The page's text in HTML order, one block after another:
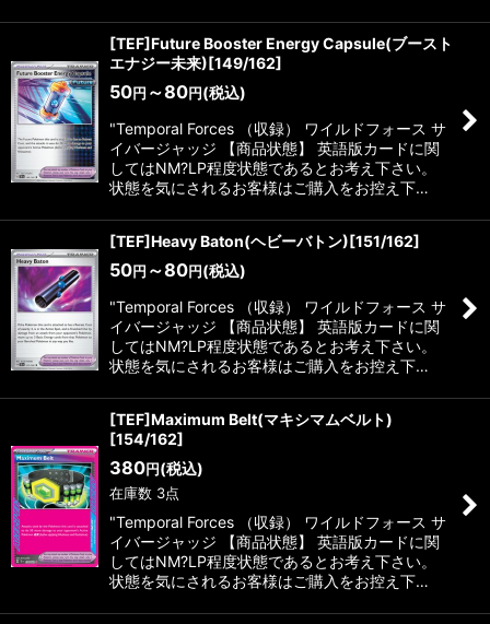
[TEF]Future Booster Energy Capsule(ブースト
エナジー未来)[149/162]
50円 ～80円 (税込)
"Temporal Forces （収録） ワイルドフォース サ
イバージャッジ 【商品状態】 英語版カードに関
してはNM?LP程度状態であるとお考え下さい。
状態を気にされるお客様はご購入をお控え下…
[TEF]Heavy Baton(ヘビーバトン)[151/162]
50円 ～80円 (税込)
"Temporal Forces （収録） ワイルドフォース サ
イバージャッジ 【商品状態】 英語版カードに関
してはNM?LP程度状態であるとお考え下さい。
状態を気にされるお客様はご購入をお控え下…
[TEF]Maximum Belt(マキシマムベルト)
[154/162]
380円 (税込)
在庫数 3点
"Temporal Forces （収録） ワイルドフォース サ
イバージャッジ 【商品状態】 英語版カードに関
してはNM?LP程度状態であるとお考え下さい。
状態を気にされるお客様はご購入をお控え下…